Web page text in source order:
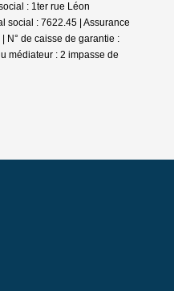
: 1ter rue Léon
social : 7622.45 | Assurance
N° de caisse de garantie :
médiateur : 2 impasse de